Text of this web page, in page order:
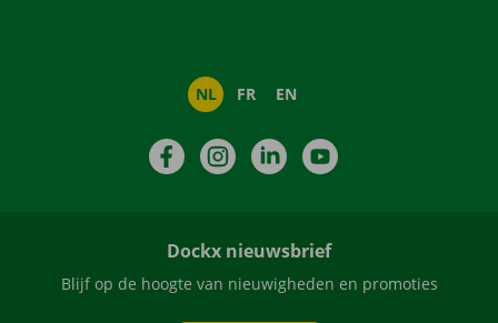
NL FR EN
FacebookInstagramLinkedIn
Dockx nieuwsbrief
Blijf op de hoogte van nieuwigheden en promoties